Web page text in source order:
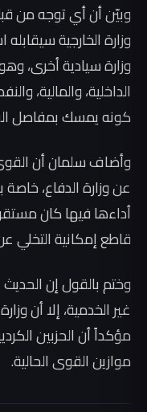
وبيّن أن أي توجه من
وزارة الخارجية
وزارة سيادية أخرى،
الداخلية، والمالية،
كونه يمسك بمفاصل
وأضاف سلمان أن
عن وزارة الدفاع،
أداءها فيها كان
قاطع إمكانية التخلي
وختم بالقول إن
غير الخدمية، إلا أن
مؤكداً أن الحزبين
موازين القوى الحالية.